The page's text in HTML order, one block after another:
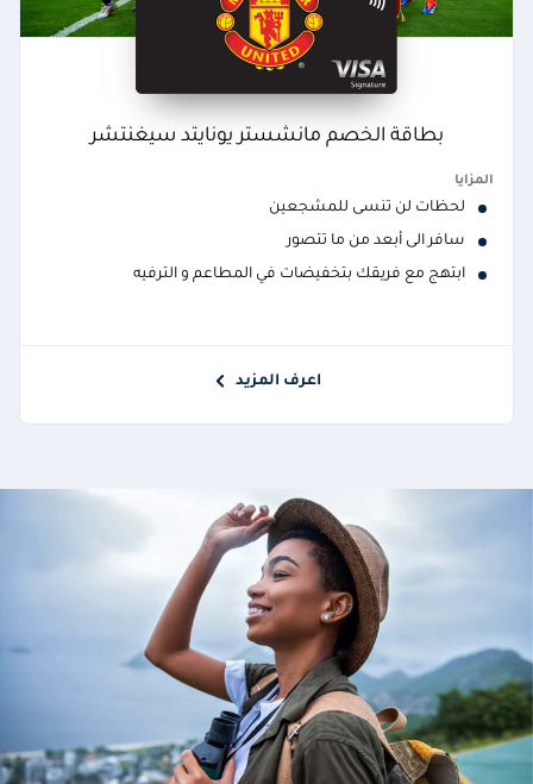
بطاقة الخصم مانشستر يونايتد سيغنتشر
المزايا
لحظات لن تنسى للمشجعين
سافر الى أبعد من ما تتصور
ابتهج مع فريقك بتخفيضات في المطاعم و الترفيه
اعرف المزيد